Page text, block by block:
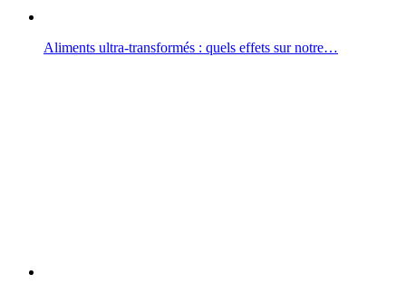
Aliments ultra-transformés : quels effets sur notre…